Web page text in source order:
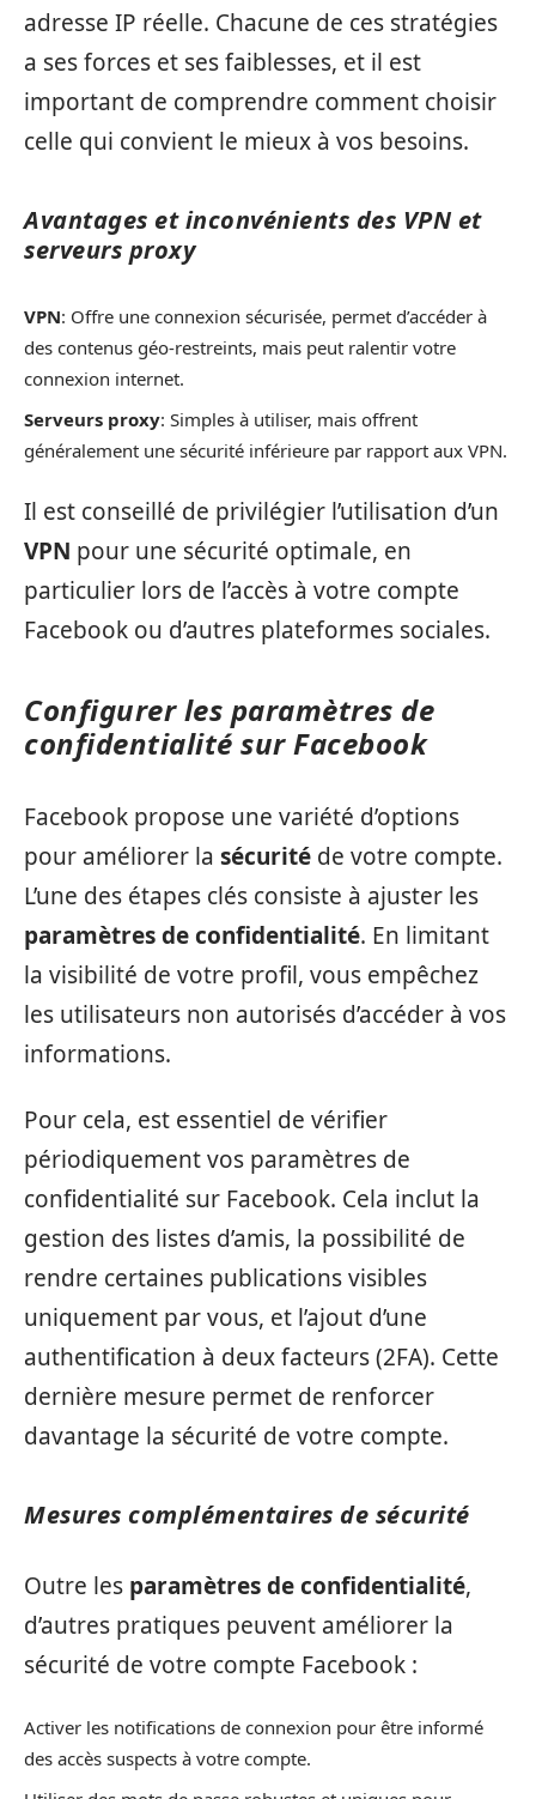
adresse IP réelle. Chacune de ces stratégies
a ses forces et ses faiblesses, et il est
important de comprendre comment choisir
celle qui convient le mieux à vos besoins.
Avantages et inconvénients des VPN et
serveurs proxy
VPN: Offre une connexion sécurisée, permet d’accéder à
des contenus géo-restreints, mais peut ralentir votre
connexion internet.
Serveurs proxy: Simples à utiliser, mais offrent
généralement une sécurité inférieure par rapport aux VPN.
Il est conseillé de privilégier l’utilisation d’un
VPN pour une sécurité optimale, en
particulier lors de l’accès à votre compte
Facebook ou d’autres plateformes sociales.
Configurer les paramètres de
confidentialité sur Facebook
Facebook propose une variété d’options
pour améliorer la sécurité de votre compte.
L’une des étapes clés consiste à ajuster les
paramètres de confidentialité. En limitant
la visibilité de votre profil, vous empêchez
les utilisateurs non autorisés d’accéder à vos
informations.
Pour cela, est essentiel de vérifier
périodiquement vos paramètres de
confidentialité sur Facebook. Cela inclut la
gestion des listes d’amis, la possibilité de
rendre certaines publications visibles
uniquement par vous, et l’ajout d’une
authentification à deux facteurs (2FA). Cette
dernière mesure permet de renforcer
davantage la sécurité de votre compte.
Mesures complémentaires de sécurité
Outre les paramètres de confidentialité,
d’autres pratiques peuvent améliorer la
sécurité de votre compte Facebook :
Activer les notifications de connexion pour être informé
des accès suspects à votre compte.